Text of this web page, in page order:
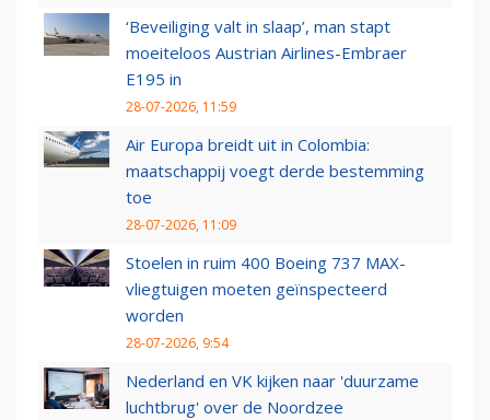
‘Beveiliging valt in slaap’, man stapt
moeiteloos Austrian Airlines-Embraer
E195 in
28-07-2026, 11:59
Air Europa breidt uit in Colombia:
maatschappij voegt derde bestemming
toe
28-07-2026, 11:09
Stoelen in ruim 400 Boeing 737 MAX-
vliegtuigen moeten geïnspecteerd
worden
28-07-2026, 9:54
Nederland en VK kijken naar 'duurzame
luchtbrug' over de Noordzee